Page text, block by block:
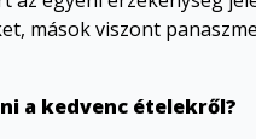
mások viszont
a kedvenc ételekről?